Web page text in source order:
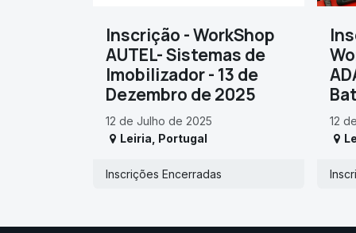
Inscrição - WorkShop
AUTEL- Sistemas de
Imobilizador - 13 de
Dezembro de 2025
12 de Julho de 2025
Leiria Portugal
Inscrições Encerradas
12